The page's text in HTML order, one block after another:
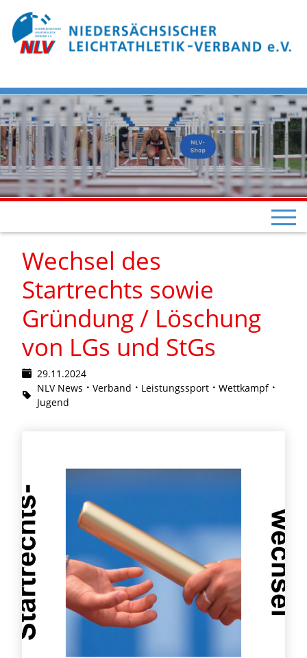
Wechsel des
Startrechts sowie
Gründung / Löschung
von LGs und StGs
29.11.2024
NLV News
Verband Leistungssport
Wettkampf
Jugend